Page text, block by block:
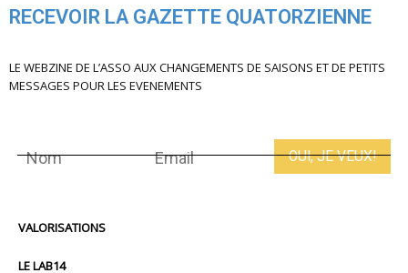
RECEVOIR LA GAZETTE QUATORZIENNE
LE WEBZINE DE L’ASSO AUX CHANGEMENTS DE SAISONS ET DE PETITS
MESSAGES POUR LES EVENEMENTS
VALORISATIONS
LE LAB14